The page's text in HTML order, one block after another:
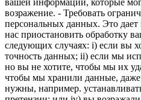
вашей информации, которые
возражение. - Требовать
персональных данных. Это
нас приостановить обработку
следующих случаях: i) если вы
точность данных; ii) если мы
но вы не хотите, чтобы мы их
чтобы мы хранили данные,
нужны, например.